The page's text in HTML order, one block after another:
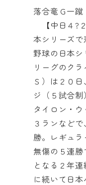
落合竜Ｇ一
【中日４?
本シリーズ
野球の日本シ
リーグのク
Ｓ）は２０
ジ（５試合
タイロン・
３ランなど
勝。レギュラ
無傷の５連
となる２年
に続いて日